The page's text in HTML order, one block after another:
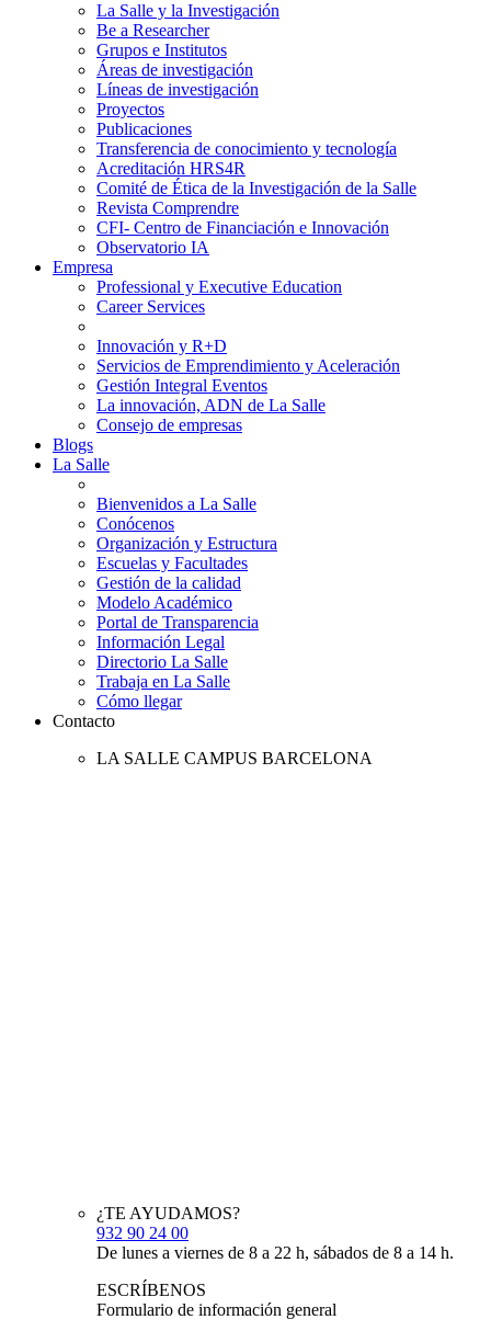
La Salle y la Investigación
Be a Researcher
Grupos e Institutos
Áreas de investigación
Líneas de investigación
Proyectos
Publicaciones
Transferencia de conocimiento y tecnología
Acreditación HRS4R
Comité de Ética de la Investigación de la Salle
Revista Comprendre
CFI- Centro de Financiación e Innovación
Observatorio IA
Empresa
Professional y Executive Education
Career Services
Innovación y R+D
Servicios de Emprendimiento y Aceleración
Gestión Integral Eventos
La innovación, ADN de La Salle
Consejo de empresas
Blogs
La Salle
Bienvenidos a La Salle
Conócenos
Organización y Estructura
Escuelas y Facultades
Gestión de la calidad
Modelo Académico
Portal de Transparencia
Información Legal
Directorio La Salle
Trabaja en La Salle
Cómo llegar
Contacto
LA SALLE CAMPUS BARCELONA
¿TE AYUDAMOS?
932 90 24 00
De lunes a viernes de 8 a 22 h, sábados de 8 a 14 h.
ESCRÍBENOS
Formulario de información general